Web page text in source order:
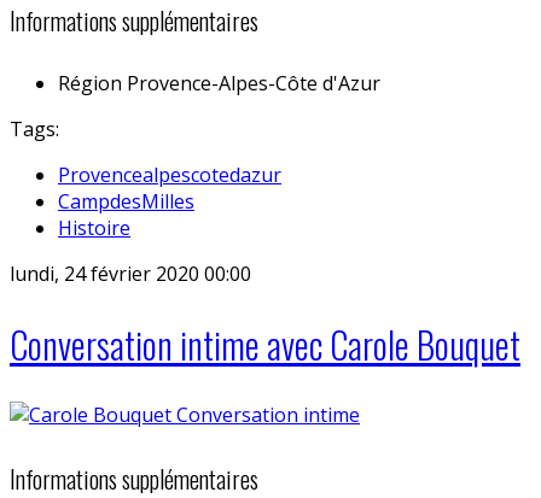
Informations supplémentaires
Région Provence-Alpes-Côte d'Azur
Tags:
Provencealpescotedazur
CampdesMilles
Histoire
lundi, 24 février 2020 00:00
Conversation intime avec Carole Bouquet
Informations supplémentaires